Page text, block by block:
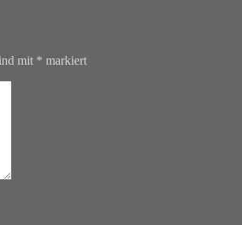
mit * markiert